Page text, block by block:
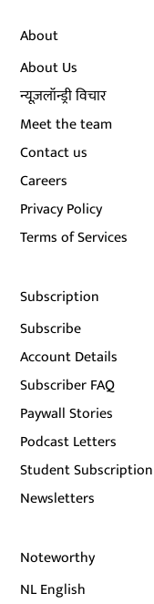
About
About Us
न्यूज़लॉन्ड्री विचार
Meet the team
Contact us
Careers
Privacy Policy
Terms of Services
Subscription
Subscribe
Account Details
Subscriber FAQ
Paywall Stories
Podcast Letters
Student Subscription
Newsletters
Noteworthy
NL English